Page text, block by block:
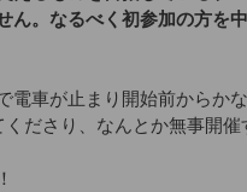
ん。なるべく初参加の方を
電車が止まり開始前からか
ださり、なんとか無事開催